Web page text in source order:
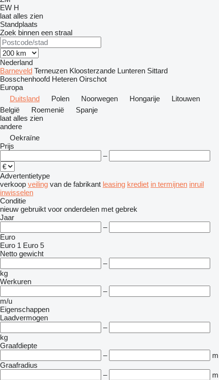
EW H
laat alles zien
Standplaats
Zoek binnen een straal
Nederland
Barneveld Terneuzen Kloosterzande Lunteren Sittard
Bosschenhoofd Heteren Oirschot
Europa
Duitsland
Polen Noorwegen Hongarije
Litouwen
België
Roemenië
Spanje
laat alles zien
andere
Oekraïne
Prijs
–
Advertentietype
verkoop veiling van de fabrikant leasing krediet in termijnen inruil
inwisselen
Conditie
nieuw gebruikt voor onderdelen met gebrek
Jaar
–
Euro
Euro 1 Euro 5
Netto gewicht
–
kg
Werkuren
–
m/u
Eigenschappen
Laadvermogen
–
kg
Graafdiepte
–
m
Graafradius
–
m